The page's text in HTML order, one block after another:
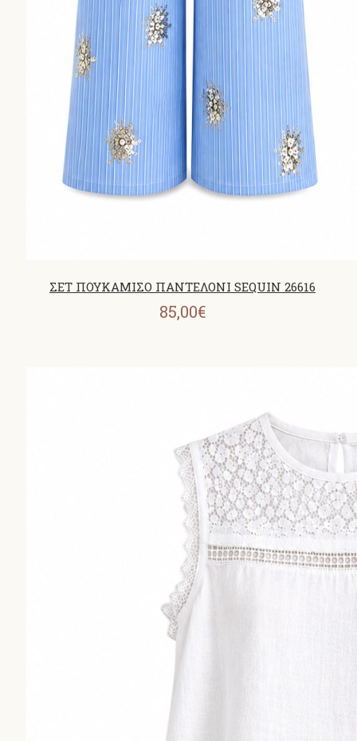
ΣΕΤ ΠΟΥΚΑΜΙΣΟ ΠΑΝΤΕΛΟΝΙ SEQUIN 26616
85,00€